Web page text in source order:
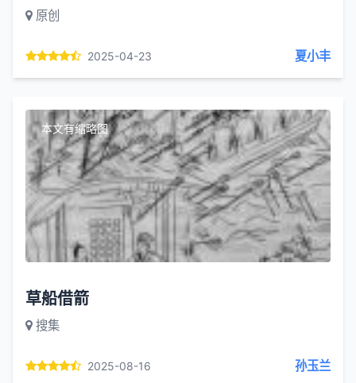
原创
2025-04-23 夏小丰
本文有缩略图
草船借箭
搜集
2025-08-16 孙玉兰